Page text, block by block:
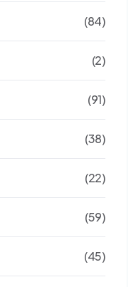
(84)
(2)
(91)
(38)
(22)
(59)
(45)